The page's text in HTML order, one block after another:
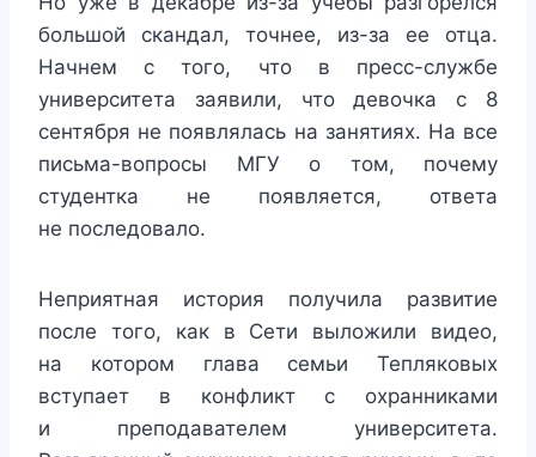
большой скандал, точнее, из-за ее отца.
Начнем с того, что в пресс-службе
университета заявили, что девочка с 8
сентября не появлялась на занятиях. На все
письма-вопросы МГУ о том, почему
студентка не появляется, ответа
не последовало.
Неприятная история получила развитие
после того, как в Сети выложили видео,
на котором глава семьи Тепляковых
вступает в конфликт с охранниками
и преподавателем университета.